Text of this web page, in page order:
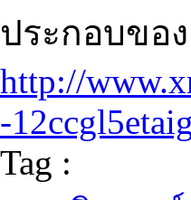
ประกอบขอ
http://
-
Tag :